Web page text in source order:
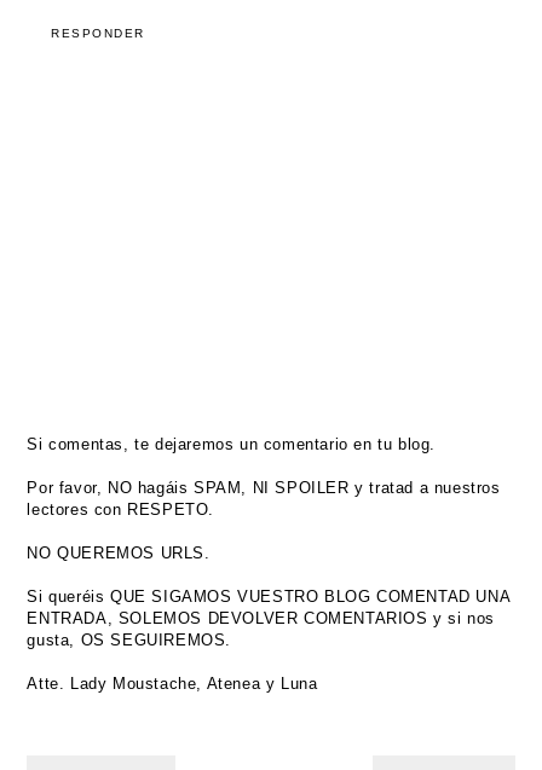
RESPONDER
Si comentas, te dejaremos un comentario en tu blog.
Por favor, NO hagáis SPAM, NI SPOILER y tratad a nuestros
lectores con RESPETO.
NO QUEREMOS URLS.
Si queréis QUE SIGAMOS VUESTRO BLOG COMENTAD UNA
ENTRADA, SOLEMOS DEVOLVER COMENTARIOS y si nos
gusta, OS SEGUIREMOS.
Atte. Lady Moustache, Atenea y Luna